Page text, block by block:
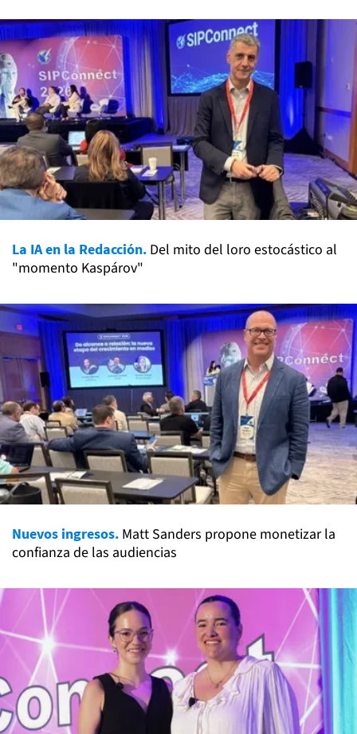
La IA en la Redacción. Del mito del loro estocástico al
"momento Kaspárov"
Nuevos ingresos. Matt Sanders propone monetizar la
confianza de las audiencias